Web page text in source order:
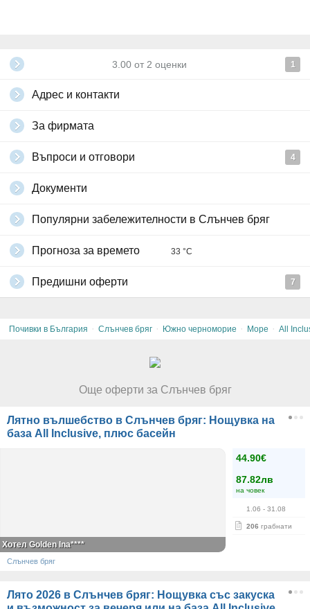
- Дневни дейности за деца от 4 до 12 ненавършени години (6 дни
в седмицата, по 2 пъти на ден) и вечерна мини дискотека
(20:00ч);
- Стая за деца от 4 до 12 ненавършени години (6 дни в
- Развлекателни и спортни дейности за възрастни - фитнес, тенис
- Разнообразие от вечерни развлекателни програми (6 пъти
седмично, на специално проектирана зона за забавление на
Дрескод за обяд и вечеря: Smart Casual.
секция, слънчева тераса, шезлонги и чадъри; кабелен интернет в
ДДС.
Първо дете до 12 ненавършени години се настанява безплатно в
апартамент с двама възрастни.
За второто дете до 12 ненавършени години, настанено в
апартамент с двама възрастни, се доплащат на рецепция 50% от
За дете над 12г или трети или четвърти възрастен на
Домашни любимци не се допускат.
За ползване на гараж се доплаща на рецепция.
3.00 от 2 оценки 1
Адрес и контакти
За фирмата
Въпроси и отговори 4
Документи
Популярни забележителности в Слънчев бряг
Прогноза за времето 33 °C
Предишни оферти 7
Почивки в България · Слънчев бряг · Южно черноморие · Море · All
Още оферти за Слънчев бряг
Лятно вълшебство в Слънчев бряг: Нощувка на
база All Inclusive, плюс басейн
44.90€
87.82лв
на човек
1.06 - 31.08
206 грабнати
Хотел Golden Ina****
Слънчев бряг
Лято 2026 в Слънчев бряг: Нощувка със закуска